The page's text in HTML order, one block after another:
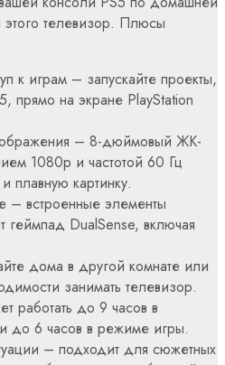
телевизор. Плюсы
к играм – запускайте проекты,
прямо на экране PlayStation
– 8-дюймовый ЖК-
1080p и частотой 60 Гц
плавную картинку.
– встроенные элементы
геймпад DualSense, включая
дома в другой комнате или
занимать телевизор.
работать до 9 часов в
до 6 часов в режиме игры.
– подходит для сюжетных